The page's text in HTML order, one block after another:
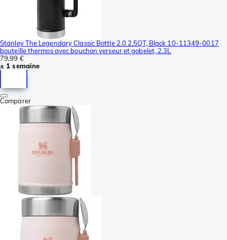
Stanley The Legendary Classic Bottle 2.0 2.5QT, Black 10-11349-0017
bouteille thermos avec bouchon verseur et gobelet, 2.3L
79,99 €
± 1 semaine
Comparer